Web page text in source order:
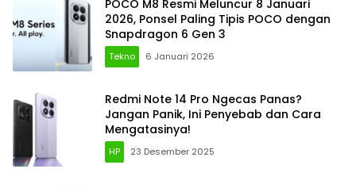
POCO M8 Resmi Meluncur 8 Januari
2026, Ponsel Paling Tipis POCO dengan
Snapdragon 6 Gen 3
Tekno 6 Januari 2026
Redmi Note 14 Pro Ngecas Panas?
Jangan Panik, Ini Penyebab dan Cara
Mengatasinya!
HP 23 Desember 2025